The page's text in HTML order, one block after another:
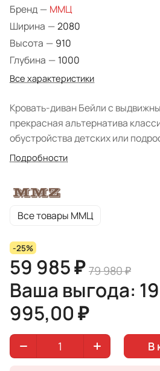
Бренд — ММЦ
Ширина —2080
Высота — 910
Глубина — 1000
Все характеристики
Кровать-диван Бейли с
прекрасная альтернатива
обустройства детских или
Подробности
Все товары ММЦ
-25%
59 985 ₽ 79 980 ₽
Ваша выгода: 19
995,00 ₽
В